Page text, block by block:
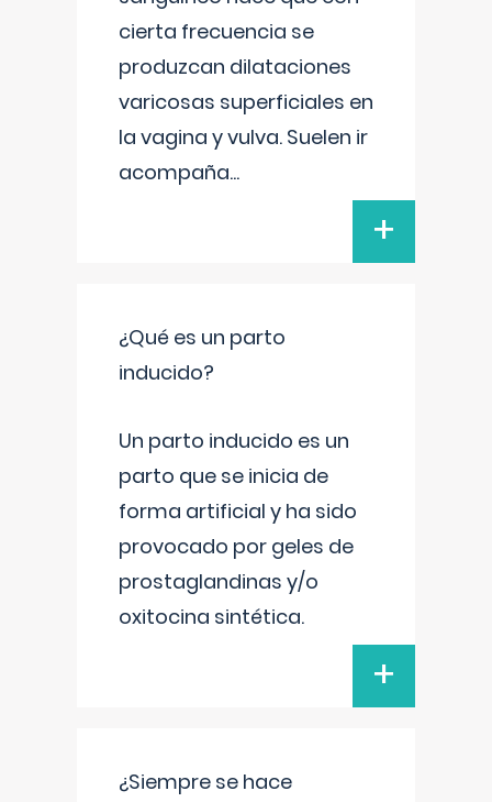
cierta frecuencia se
produzcan dilataciones
varicosas superficiales en
la vagina y vulva. Suelen ir
acompaña...
+
¿Qué es un parto
inducido?
Un parto inducido es un
parto que se inicia de
forma artificial y ha sido
provocado por geles de
prostaglandinas y/o
oxitocina sintética.
+
¿Siempre se hace